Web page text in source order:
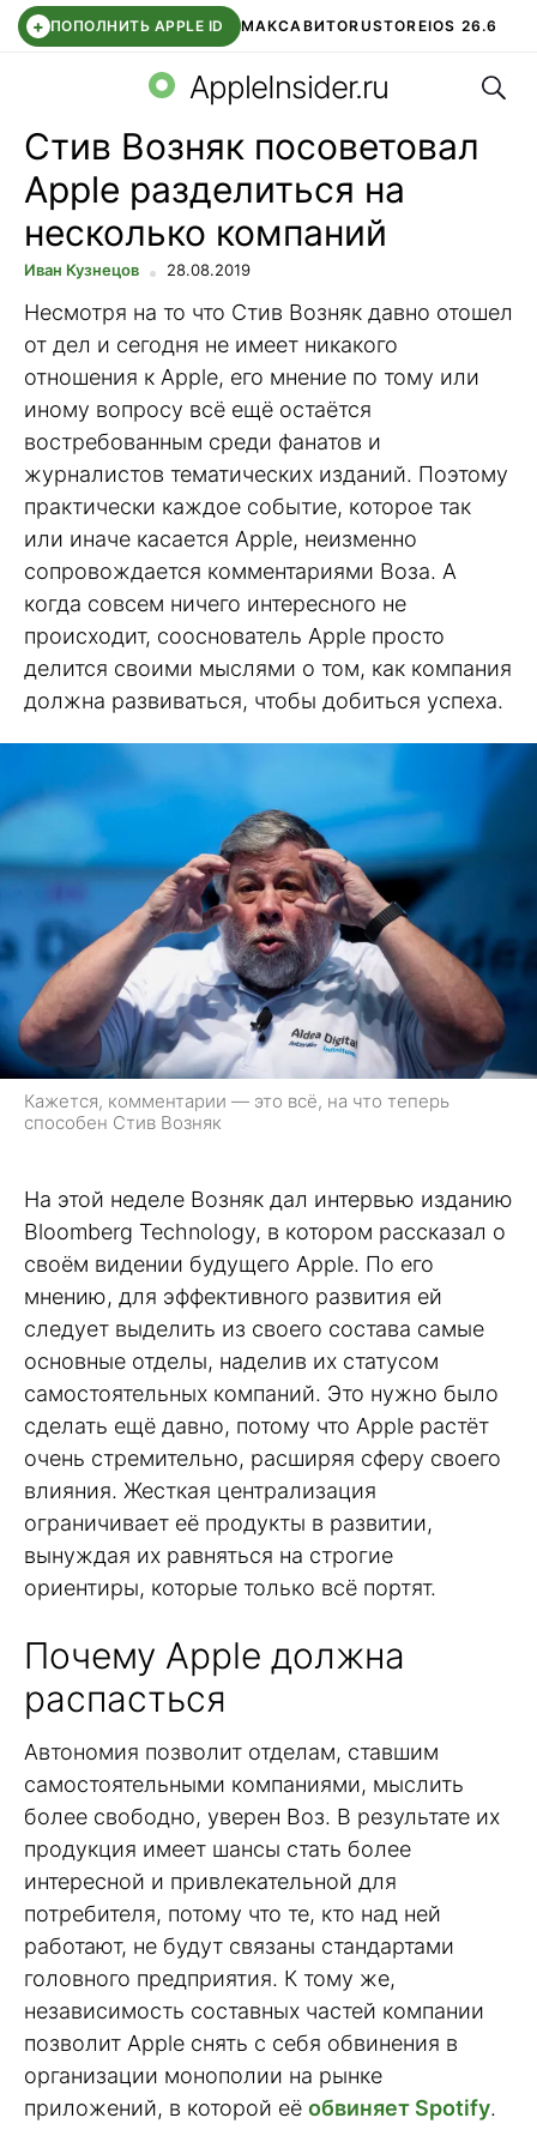
+ ПОПОЛНИТЬ APPLE ID МАКСАВИТОRUSTOREIOS 26.6
СБЕР КИДС ВТБ ОНЛАЙН ЧАТ В ROBLOX
AppleInsider.ru
Стив Возняк посоветовал
Apple разделиться на
несколько компаний
Иван Кузнецов 28.08.2019
Несмотря на то что Стив Возняк давно отошел
от дел и сегодня не имеет никакого
отношения к Apple, его мнение по тому или
иному вопросу всё ещё остаётся
востребованным среди фанатов и
журналистов тематических изданий. Поэтому
практически каждое событие, которое так
или иначе касается Apple, неизменно
сопровождается комментариями Воза. А
когда совсем ничего интересного не
происходит, сооснователь Apple просто
делится своими мыслями о том, как компания
должна развиваться, чтобы добиться успеха.
Кажется, комментарии — это всё, на что теперь
способен Стив Возняк
На этой неделе Возняк дал интервью изданию
Bloomberg Technology, в котором рассказал о
своём видении будущего Apple. По его
мнению, для эффективного развития ей
следует выделить из своего состава самые
основные отделы, наделив их статусом
самостоятельных компаний. Это нужно было
сделать ещё давно, потому что Apple растёт
очень стремительно, расширяя сферу своего
влияния. Жесткая централизация
ограничивает её продукты в развитии,
вынуждая их равняться на строгие
ориентиры, которые только всё портят.
Почему Apple должна
распасться
Автономия позволит отделам, ставшим
самостоятельными компаниями, мыслить
более свободно, уверен Воз. В результате их
продукция имеет шансы стать более
интересной и привлекательной для
потребителя, потому что те, кто над ней
работают, не будут связаны стандартами
головного предприятия. К тому же,
независимость составных частей компании
позволит Apple снять с себя обвинения в
организации монополии на рынке
приложений, в которой её обвиняет Spotify.